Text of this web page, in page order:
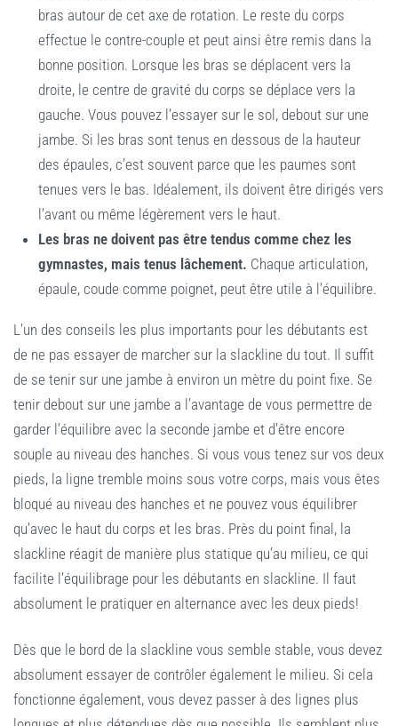
bras autour de cet axe de rotation. Le reste du corps
effectue le contre-couple et peut ainsi être remis dans la
bonne position. Lorsque les bras se déplacent vers la
droite, le centre de gravité du corps se déplace vers la
gauche. Vous pouvez l’essayer sur le sol, debout sur une
jambe. Si les bras sont tenus en dessous de la hauteur
des épaules, c’est souvent parce que les paumes sont
tenues vers le bas. Idéalement, ils doivent être dirigés vers
l’avant ou même légèrement vers le haut.
Les bras ne doivent pas être tendus comme chez les
gymnastes, mais tenus lâchement. Chaque articulation,
épaule, coude comme poignet, peut être utile à l’équilibre.
L’un des conseils les plus importants pour les débutants est
de ne pas essayer de marcher sur la slackline du tout. Il suffit
de se tenir sur une jambe à environ un mètre du point fixe. Se
tenir debout sur une jambe a l’avantage de vous permettre de
garder l’équilibre avec la seconde jambe et d’être encore
souple au niveau des hanches. Si vous vous tenez sur vos deux
pieds, la ligne tremble moins sous votre corps, mais vous êtes
bloqué au niveau des hanches et ne pouvez vous équilibrer
qu’avec le haut du corps et les bras. Près du point final, la
slackline réagit de manière plus statique qu’au milieu, ce qui
facilite l’équilibrage pour les débutants en slackline. Il faut
absolument le pratiquer en alternance avec les deux pieds!
Dès que le bord de la slackline vous semble stable, vous devez
absolument essayer de contrôler également le milieu. Si cela
fonctionne également, vous devez passer à des lignes plus